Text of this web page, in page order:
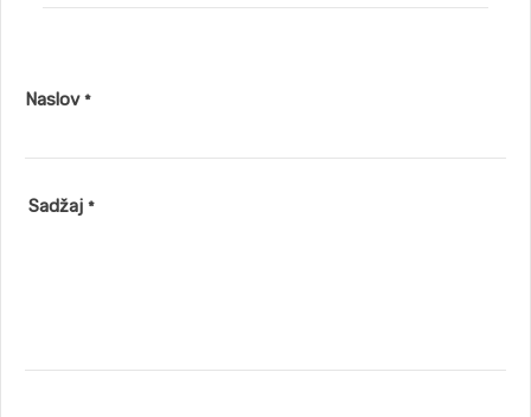
Naslov *
Sadžaj *